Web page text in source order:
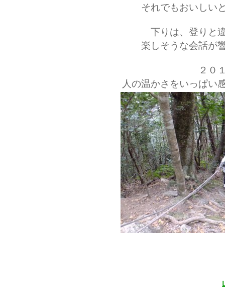
それでもおいしい
下りは、登りと
楽しそうな会話が
２０
人の温かさをいっぱい